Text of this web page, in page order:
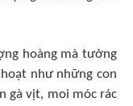
hoàng mà tưởng
như những con
gà vịt, moi móc rác